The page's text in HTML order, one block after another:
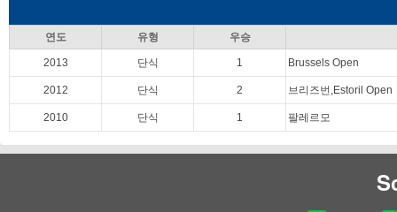
연도 유형 우승
2013 단식 1 Brussels Open
2012 단식 2 브리즈번,Estoril Open
2010 단식 1 팔레르모